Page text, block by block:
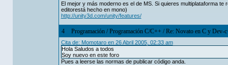
El mejor y más moderno es el de MS. Si quieres multiplataforma
editorestá hecho en mono)
http://unity3d.com/unity/features/
4 Programación/Programación C/C++ /Re: Novato en C y Dev-
Cita de: Momotaro en 26 Abril 2005, 02:33 am
Hola Saludos a todos
Soy nuevo en este foro
Pues a leerse las normas de publicar código anda.